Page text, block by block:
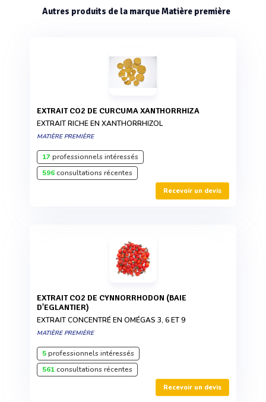
Autres produits de la marque Matière première
EXTRAIT CO2 DE CURCUMA XANTHORRHIZA
EXTRAIT RICHE EN XANTHORRHIZOL
MATIÈRE PREMIÈRE
17professionnels intéressés
596consultations récentes
Recevoir un devis
EXTRAIT CO2 DE CYNNORRHODON (BAIE
D'EGLANTIER)
EXTRAIT CONCENTRÉ EN OMÉGAS 3, 6 ET 9
MATIÈRE PREMIÈRE
5professionnels intéressés
561consultations récentes
Recevoir un devis